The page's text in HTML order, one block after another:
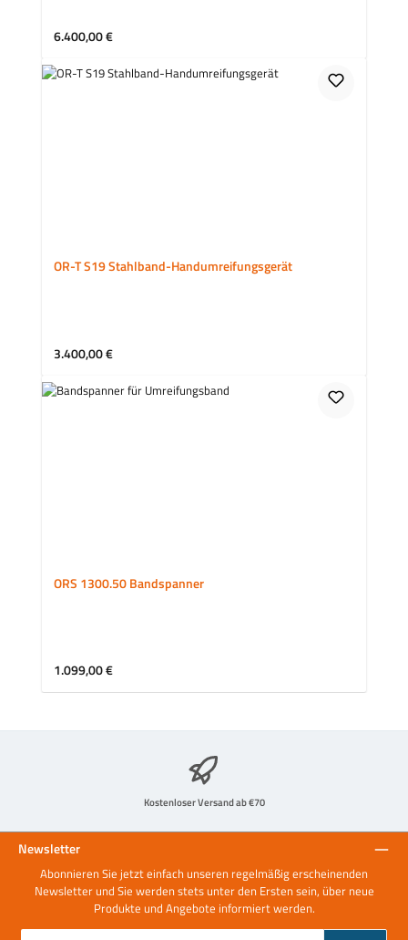
Regulärer Preis:
6.400,00 €
OR-T S19 Stahlband-Handumreifungsgerät
Regulärer Preis:
3.400,00 €
ORS 1300.50 Bandspanner
Regulärer Preis:
1.099,00 €
Kostenloser Versand ab €70
Newsletter
Abonnieren Sie jetzt einfach unseren regelmäßig erscheinenden
Newsletter und Sie werden stets unter den Ersten sein, über neue
Produkte und Angebote informiert werden.
E-